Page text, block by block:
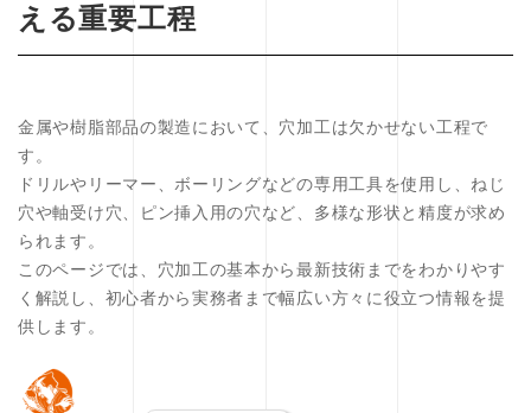
える重要工程
金属や樹脂部品の製造において、穴加工は欠かせない工程で
す。
ドリルやリーマー、ボーリングなどの専用工具を使用し、ねじ
穴や軸受け穴、ピン挿入用の穴など、多様な形状と精度が求め
られます。
このページでは、穴加工の基本から最新技術までをわかりやす
く解説し、初心者から実務者まで幅広い方々に役立つ情報を提
供します。